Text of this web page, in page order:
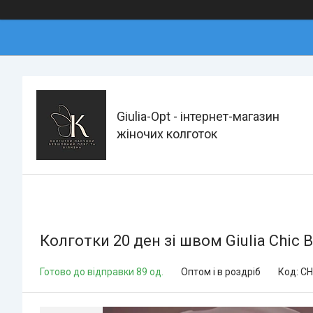
Giulia-Opt - інтернет-магазин
жіночих колготок
Колготки 20 ден зі швом Giulia Chic
Готово до відправки 89 од. Оптом і в роздріб Код: